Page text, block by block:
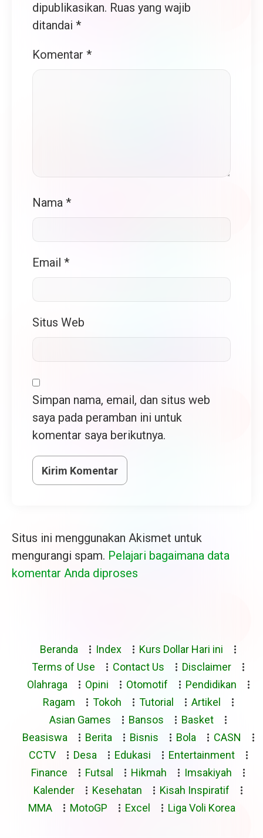
dipublikasikan. Ruas yang wajib
ditandai *
Komentar *
Nama *
Email *
Situs Web
Simpan nama, email, dan situs web
saya pada peramban ini untuk
komentar saya berikutnya.
Situs ini menggunakan Akismet untuk
mengurangi spam. Pelajari bagaimana data
komentar Anda diproses
Beranda Index
Kurs Dollar Hari ini
Terms of Use
Contact Us
Disclaimer
Olahraga
Opini Otomotif
Pendidikan
Ragam
Tokoh Tutorial
Artikel
Asian Games
Bansos
Basket
Beasiswa
Berita Bisnis Bola
CASN
CCTV
Desa Edukasi
Entertainment
Finance
Futsal Hikmah
Imsakiyah
Kalender
Kesehatan
Kisah Inspiratif
MMA
MotoGP Excel Liga Voli Korea